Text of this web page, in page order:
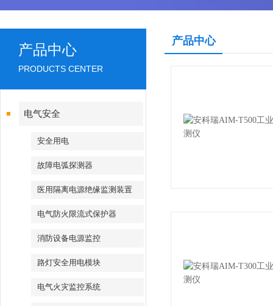
产品中心
PRODUCTS CENTER
电气安全
安全用电
故障电弧探测器
医用隔离电源绝缘监测装置
电气防火限流式保护器
消防设备电源监控
路灯安全用电模块
电气火灾监控系统
产品中心